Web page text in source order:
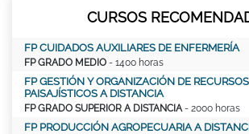
CURSOS
FP CUIDADOS AUXILIARES DE ENFERMERÍA
FP GRADO MEDIO - 1400 horas
FP GESTIÓN Y ORGANIZACIÓN DE
PAISAJÍSTICOS A DISTANCIA
FP GRADO SUPERIOR A DISTANCIA- 2000 horas
FP PRODUCCIÓN AGROPECUARIA A